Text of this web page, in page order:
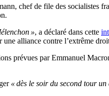
chef de file des socialistes
», a déclaré dans cette
alliance contre l’extrême
prévues par Emmanuel
« dès le soir du second tour